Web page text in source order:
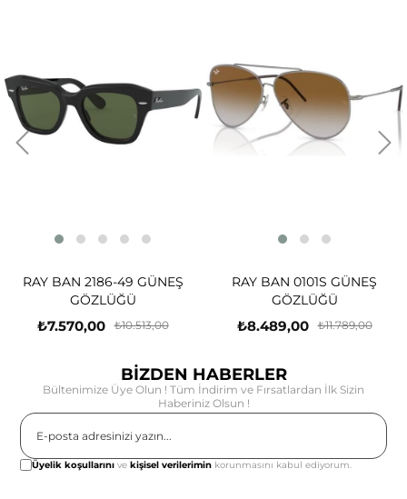
RAY BAN 2186-49 GÜNEŞ
GÖZLÜĞÜ
₺7.570,00 ₺10.513,00
RAY BAN 0101S GÜNEŞ
GÖZLÜĞÜ
₺8.489,00 ₺11.789,00
BİZDEN HABERLER
Bültenimize Üye Olun ! Tüm İndirim ve Fırsatlardan İlk Sizin
Haberiniz Olsun !
Üyelik koşullarını vekişisel verilerimin korunmasını kabul ediyorum.